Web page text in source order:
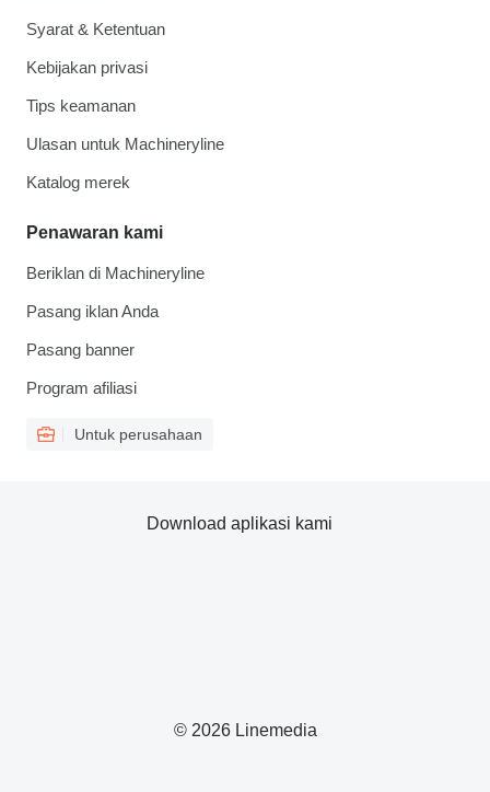
Syarat & Ketentuan
Kebijakan privasi
Tips keamanan
Ulasan untuk Machineryline
Katalog merek
Penawaran kami
Beriklan di Machineryline
Pasang iklan Anda
Pasang banner
Program afiliasi
Untuk perusahaan
© 2026 Linemedia
Download aplikasi kami